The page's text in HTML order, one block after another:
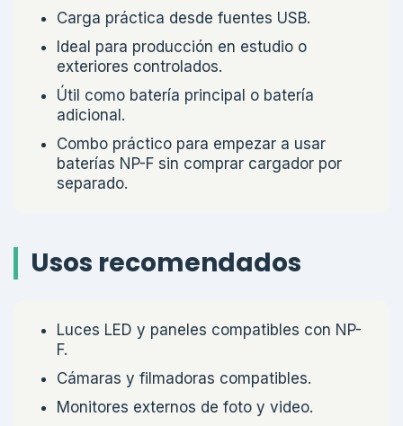
Carga práctica desde fuentes USB.
Ideal para producción en estudio o
exteriores controlados.
Útil como batería principal o batería
adicional.
Combo práctico para empezar a usar
baterías NP-F sin comprar cargador por
separado.
Usos recomendados
Luces LED y paneles compatibles con NP-
F.
Cámaras y filmadoras compatibles.
Monitores externos de foto y video.